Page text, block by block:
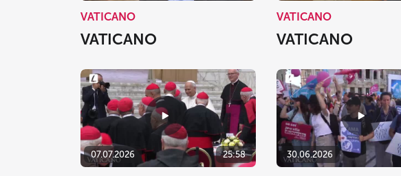
VATICANO
VATICANO
VATICANO
VATICANO
07.07.2026 25:58 30.06.2026